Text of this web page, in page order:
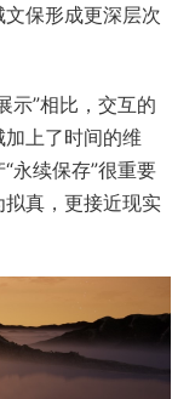
保形成更深层次
示”相比，交互的
上了时间的维
永续保存”很重要
真，更接近现实